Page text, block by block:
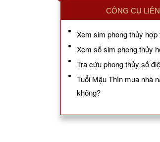
CÔNG CỤ
Xem sim phong thủy hợp
Xem số sim phong thủy
Tra cứu phong thủy số
Tuổi Mậu Thìn mua nhà
không?